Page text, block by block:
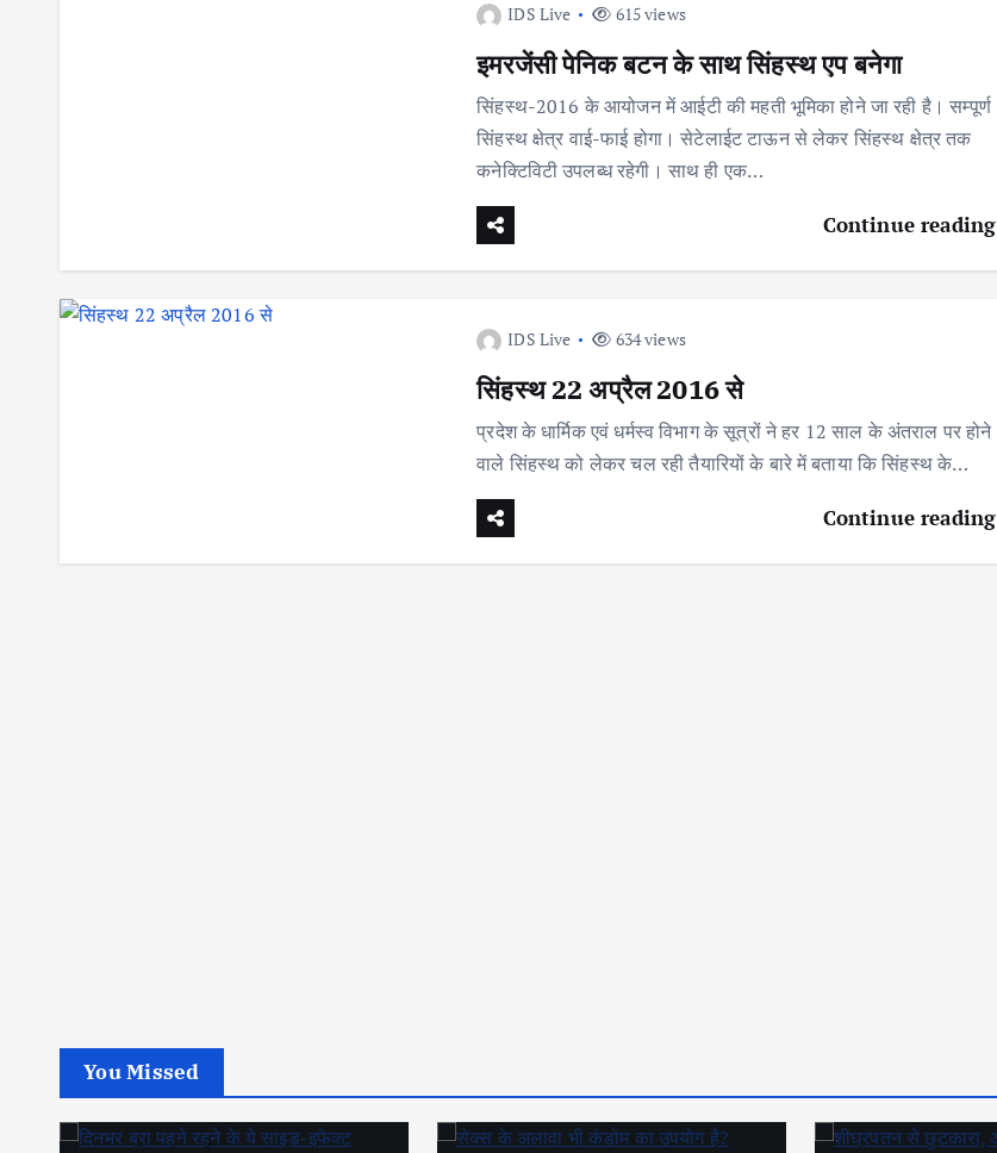
IDS Live 615 views
इमरजेंसी पेनिक बटन के साथ सिंहस्थ एप बनेगा
सिंहस्थ-2016 के आयोजन में आईटी की महती भूमिका होने जा रही है। सम्पूर्ण
सिंहस्थ क्षेत्र वाई-फाई होगा। सेटेलाईट टाऊन से लेकर सिंहस्थ क्षेत्र तक
कनेक्टिविटी उपलब्ध रहेगी। साथ ही एक…
Continue reading
IDS Live 634 views
सिंहस्थ 22 अप्रैल 2016 से
प्रदेश के धार्मिक एवं धर्मस्व विभाग के सूत्रों ने हर 12 साल के अंतराल पर होने
वाले सिंहस्थ को लेकर चल रही तैयारियों के बारे में बताया कि सिंहस्थ के…
Continue reading
You Missed